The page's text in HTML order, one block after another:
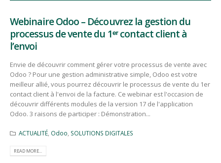
Webinaire Odoo – Découvrez la gestion du
processus de vente du 1ᵉʳ contact client à
l’envoi
Envie de découvrir comment gérer votre processus de vente avec
Odoo ? Pour une gestion administrative simple, Odoo est votre
meilleur allié, vous pourrez découvrir le processus de vente du 1er
contact client à l'envoi de la facture. Ce webinar est l'occasion de
découvrir différents modules de la version 17 de l'application
Odoo. 3 raisons de participer : Démonstration...
ACTUALITÉ, Odoo SOLUTIONS DIGITALES
READ MORE...